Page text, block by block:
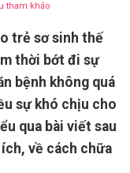
tham khảo
trẻ sơ sinh thế
thời bớt đi sự
bệnh không quá
sự khó chịu cho
qua bài viết sau
về cách chữa